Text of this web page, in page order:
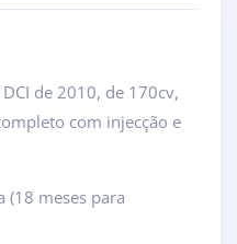
de 2010, de 170cv,
com injecção e
(18 meses para